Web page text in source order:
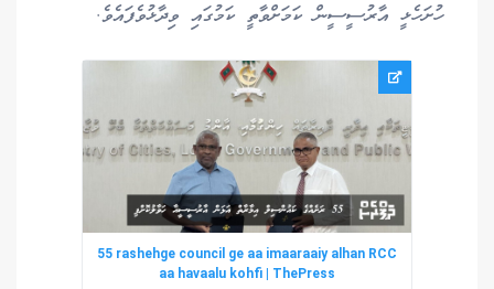
ހުށަހެޅީ އާރުސީސީން ކަމަށްވާތީ ކަމުގައި ވިދާޅުވެފައެވެ.
55 rashehge council ge aa imaaraaiy alhan RCC
aa havaalu kohfi | ThePress